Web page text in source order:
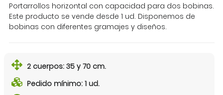
Portarrollos horizontal con capacidad para dos bobinas.
Este producto se vende desde 1 ud. Disponemos de
bobinas con diferentes gramajes y diseños.
2 cuerpos: 35 y 70 cm.
Pedido mínimo: 1 ud.